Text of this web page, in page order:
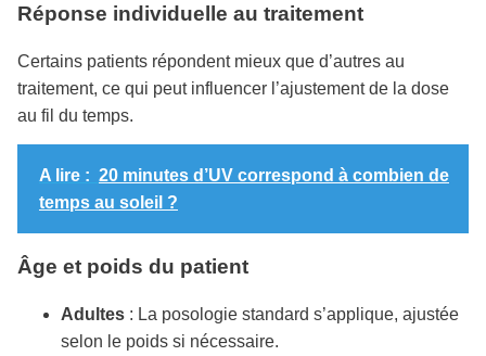
Réponse individuelle au traitement
Certains patients répondent mieux que d’autres au
traitement, ce qui peut influencer l’ajustement de la dose
au fil du temps.
A lire : 20 minutes d’UV correspond à combien de
temps au soleil ?
Âge et poids du patient
Adultes : La posologie standard s’applique, ajustée
selon le poids si nécessaire.